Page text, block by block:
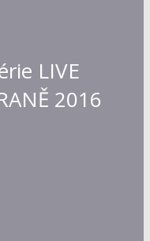
LIVE
2016